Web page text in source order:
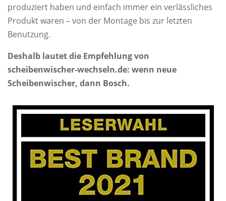
produziert haben und einfach immer ein verlässliches
Produkt waren – von der Montage bis zur letzten
Benutzung.
Deshalb lautet die Empfehlung von
scheibenwischer-wechseln.de: wenn neue
Scheibenwischer, dann Bosch.